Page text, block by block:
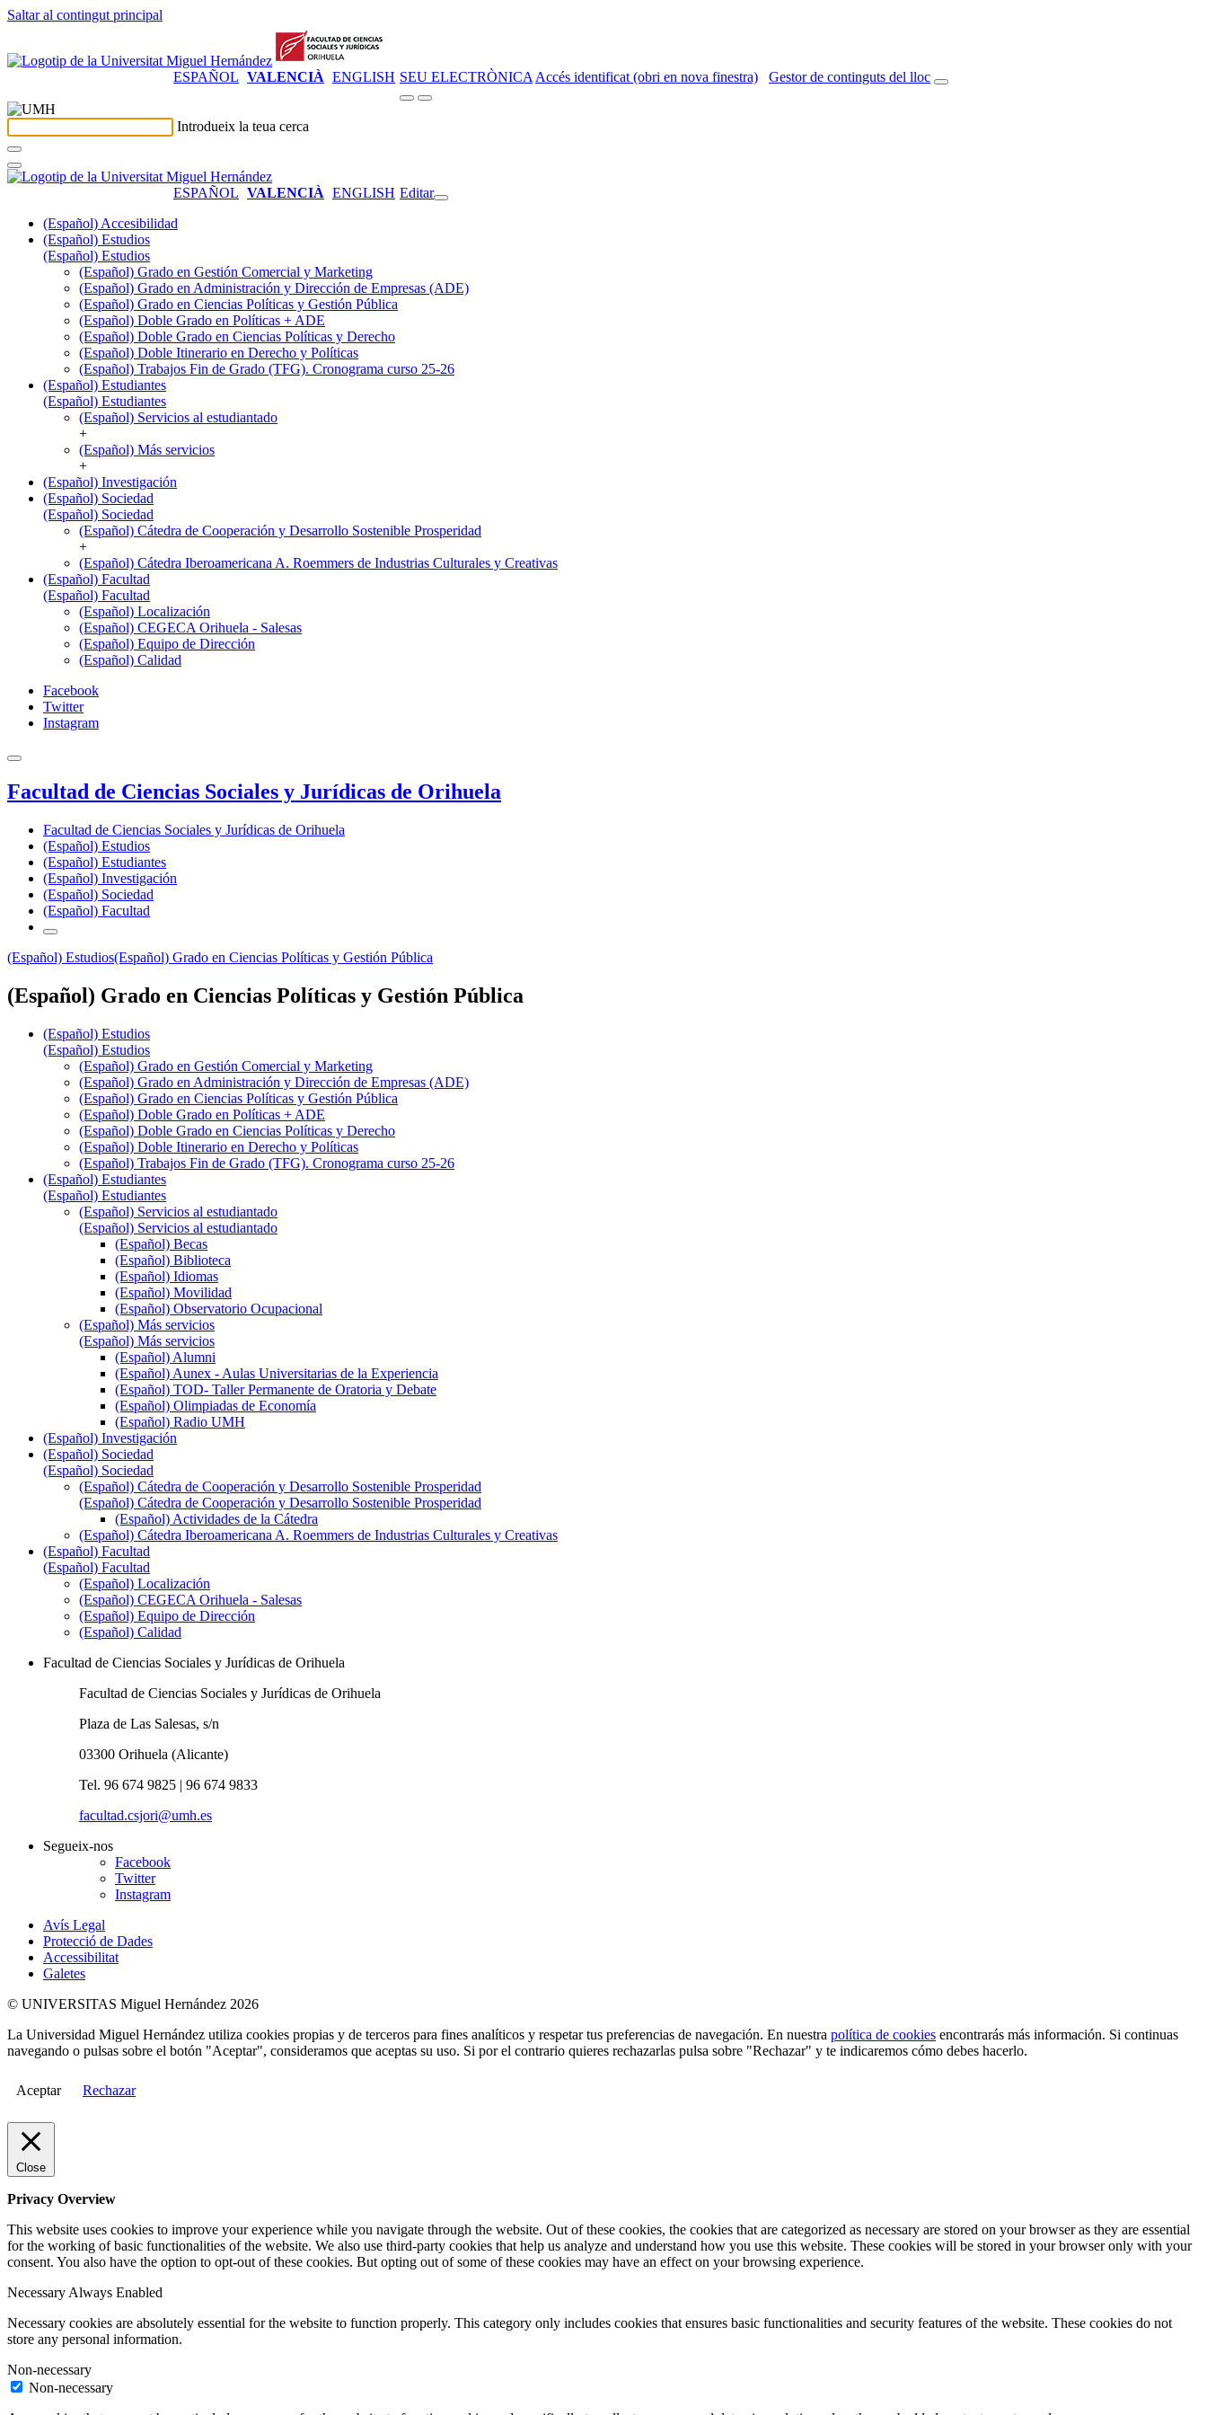
Saltar al contingut principal
ESPAÑOL VALENCIÀ ENGLISH SEU ELECTRÒNICA Accés identificat (obri en nova finestra) Gestor de continguts del lloc
Introdueix la teua cerca
ESPAÑOL VALENCIÀ ENGLISH Editar
(Español) Accesibilidad
(Español) Estudios
(Español) Estudios
(Español) Grado en Gestión Comercial y Marketing
(Español) Grado en Administración y Dirección de Empresas (ADE)
(Español) Grado en Ciencias Políticas y Gestión Pública
(Español) Doble Grado en Políticas + ADE
(Español) Doble Grado en Ciencias Políticas y Derecho
(Español) Doble Itinerario en Derecho y Políticas
(Español) Trabajos Fin de Grado (TFG). Cronograma curso 25-26
(Español) Estudiantes
(Español) Estudiantes
(Español) Servicios al estudiantado
+
(Español) Más servicios
+
(Español) Investigación
(Español) Sociedad
(Español) Sociedad
(Español) Cátedra de Cooperación y Desarrollo Sostenible Prosperidad
+
(Español) Cátedra Iberoamericana A. Roemmers de Industrias Culturales y Creativas
(Español) Facultad
(Español) Facultad
(Español) Localización
(Español) CEGECA Orihuela - Salesas
(Español) Equipo de Dirección
(Español) Calidad
Facebook
Twitter
Instagram
Facultad de Ciencias Sociales y Jurídicas de Orihuela
Facultad de Ciencias Sociales y Jurídicas de Orihuela
(Español) Estudios
(Español) Estudiantes
(Español) Investigación
(Español) Sociedad
(Español) Facultad
(Español) Estudios(Español) Grado en Ciencias Políticas y Gestión Pública
(Español) Grado en Ciencias Políticas y Gestión Pública
(Español) Estudios
(Español) Estudios
(Español) Grado en Gestión Comercial y Marketing
(Español) Grado en Administración y Dirección de Empresas (ADE)
(Español) Grado en Ciencias Políticas y Gestión Pública
(Español) Doble Grado en Políticas + ADE
(Español) Doble Grado en Ciencias Políticas y Derecho
(Español) Doble Itinerario en Derecho y Políticas
(Español) Trabajos Fin de Grado (TFG). Cronograma curso 25-26
(Español) Estudiantes
(Español) Estudiantes
(Español) Servicios al estudiantado
(Español) Servicios al estudiantado
(Español) Becas
(Español) Biblioteca
(Español) Idiomas
(Español) Movilidad
(Español) Observatorio Ocupacional
(Español) Más servicios
(Español) Más servicios
(Español) Alumni
(Español) Aunex - Aulas Universitarias de la Experiencia
(Español) TOD- Taller Permanente de Oratoria y Debate
(Español) Olimpiadas de Economía
(Español) Radio UMH
(Español) Investigación
(Español) Sociedad
(Español) Sociedad
(Español) Cátedra de Cooperación y Desarrollo Sostenible Prosperidad
(Español) Cátedra de Cooperación y Desarrollo Sostenible Prosperidad
(Español) Actividades de la Cátedra
(Español) Cátedra Iberoamericana A. Roemmers de Industrias Culturales y Creativas
(Español) Facultad
(Español) Facultad
(Español) Localización
(Español) CEGECA Orihuela - Salesas
(Español) Equipo de Dirección
(Español) Calidad
Facultad de Ciencias Sociales y Jurídicas de Orihuela
Facultad de Ciencias Sociales y Jurídicas de Orihuela
Plaza de Las Salesas, s/n
03300 Orihuela (Alicante)
Tel. 96 674 9825 | 96 674 9833
facultad.csjori@umh.es
Segueix-nos
Facebook
Twitter
Instagram
Avís Legal
Protecció de Dades
Accessibilitat
Galetes
© UNIVERSITAS Miguel Hernández 2026
La Universidad Miguel Hernández utiliza cookies propias y de terceros para fines analíticos y respetar tus preferencias de navegación. En nuestra política de cookies encontrarás más información. Si continuas
navegando o pulsas sobre el botón "Aceptar", consideramos que aceptas su uso. Si por el contrario quieres rechazarlas pulsa sobre "Rechazar" y te indicaremos cómo debes hacerlo.
Aceptar Rechazar
Close
Privacy Overview
This website uses cookies to improve your experience while you navigate through the website. Out of these cookies, the cookies that are categorized as necessary are stored on your browser as they are essential
for the working of basic functionalities of the website. We also use third-party cookies that help us analyze and understand how you use this website. These cookies will be stored in your browser only with your
consent. You also have the option to opt-out of these cookies. But opting out of some of these cookies may have an effect on your browsing experience.
Necessary Always Enabled
Necessary cookies are absolutely essential for the website to function properly. This category only includes cookies that ensures basic functionalities and security features of the website. These cookies do not
store any personal information.
Non-necessary
Non-necessary